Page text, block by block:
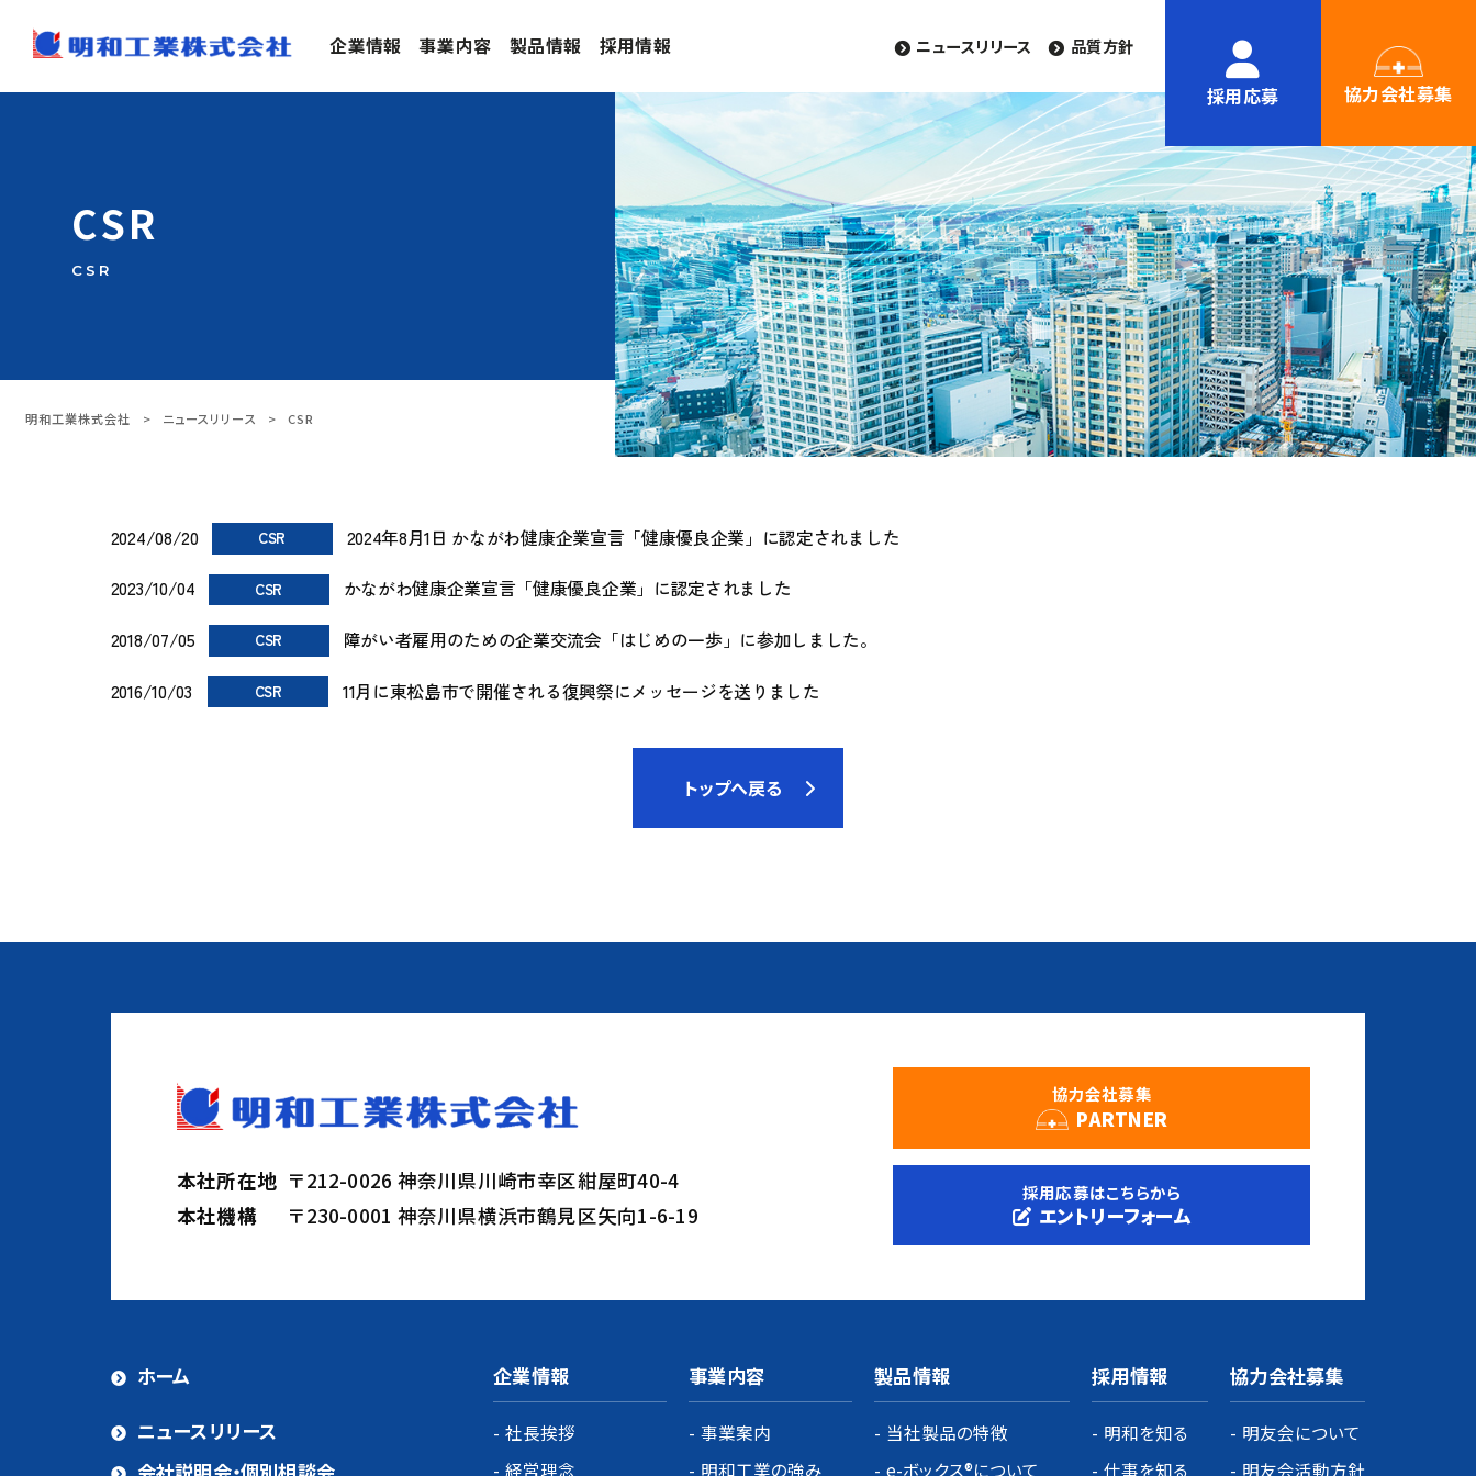
企業情報 事業内容 製品情報 採用情報 ニュースリリース 品質方針
採用応募 協力会社募集
CSR
CSR
明和工業株式会社 > ニュースリリース > CSR
CSR
2024/08/20 2024年8月1日 かながわ健康企業宣言「健康優良企業」に認定されました
CSR
2023/10/04 かながわ健康企業宣言「健康優良企業」に認定されました
CSR
2018/07/05 障がい者雇用のための企業交流会「はじめの一歩」に参加しました。
CSR
2016/10/03 11月に東松島市で開催される復興祭にメッセージを送りました
トップへ戻る
本社所在地 〒212-0026 神奈川県川崎市幸区紺屋町40-4
本社機構
〒230-0001 神奈川県横浜市鶴見区矢向1-6-19
協力会社募集
PARTNER
採用応募はこちらから
エントリーフォーム
ホーム
ニュースリリース
企業情報
社長挨拶
経営理念
事業内容
事業案内
明和工業の強み
製品情報
当社製品の特徴
e-ボックス®について
採用情報
明和を知る
仕事を知る
協力会社募集
明友会について
明友会活動方針